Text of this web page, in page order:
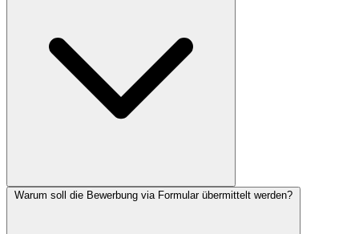
Warum soll die Bewerbung via Formular übermittelt werden?